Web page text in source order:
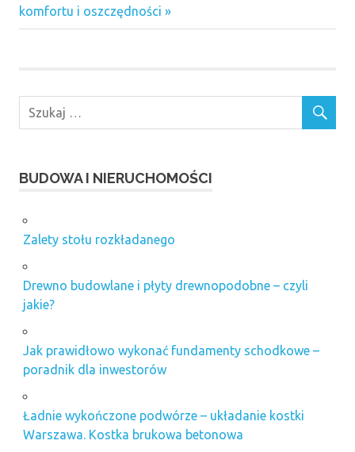
komfortu i oszczędności
BUDOWA I NIERUCHOMOŚCI
Zalety stołu rozkładanego
Drewno budowlane i płyty drewnopodobne – czyli
jakie?
Jak prawidłowo wykonać fundamenty schodkowe –
poradnik dla inwestorów
Ładnie wykończone podwórze – układanie kostki
Warszawa. Kostka brukowa betonowa